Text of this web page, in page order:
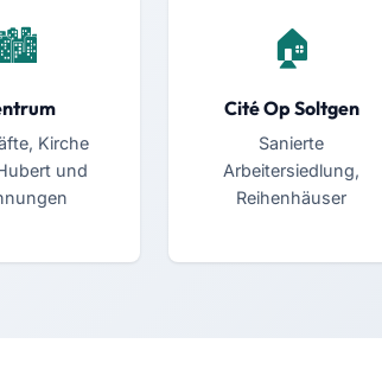
Kirche
und
Cité Op Soltgen
Sanierte
Arbeitersiedlung,
Reihenhäuser